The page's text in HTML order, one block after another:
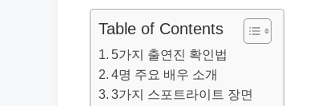
Table of Contents
5가지 출연진 확인법
4명 주요 배우 소개
3가지 스포트라이트 장면